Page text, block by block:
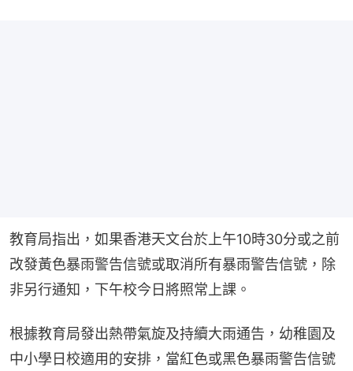
教育局指出，如果香港天文台於上午10時30分或之前
改發黃色暴雨警告信號或取消所有暴雨警告信號，除
非另行通知，下午校今日將照常上課。
根據教育局發出熱帶氣旋及持續大雨通告，幼稚園及
中小學日校適用的安排，當紅色或黑色暴雨警告信號